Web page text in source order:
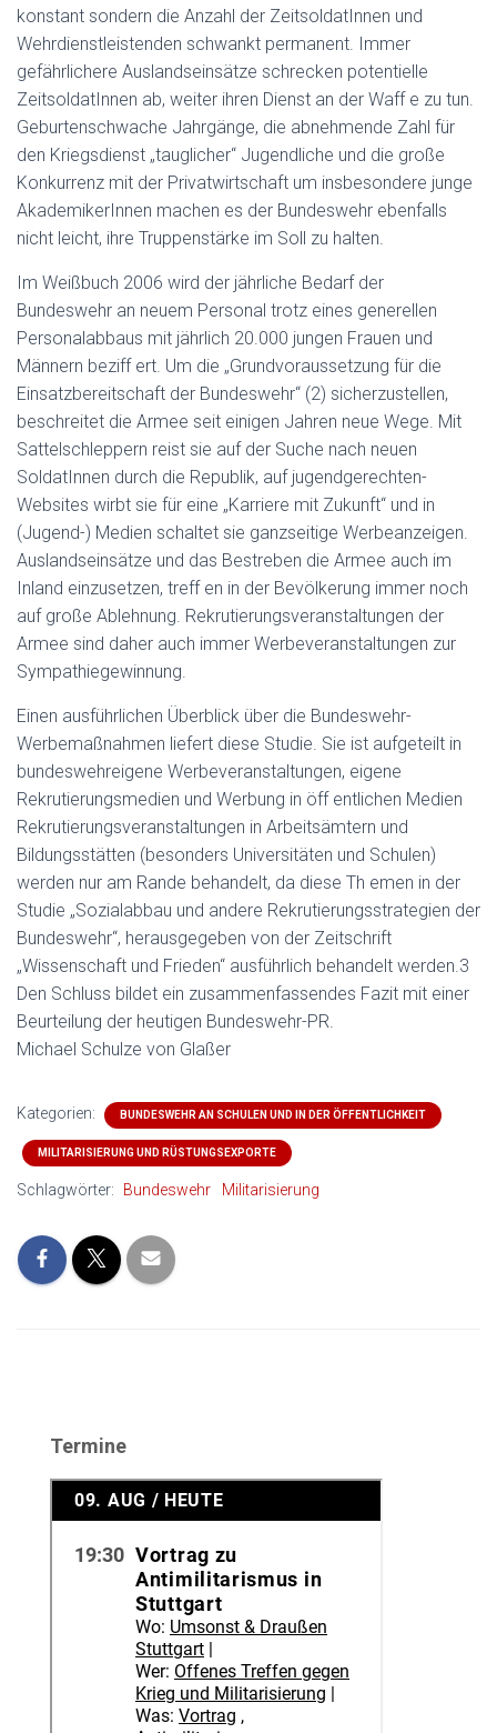
konstant sondern die Anzahl der ZeitsoldatInnen und
Wehrdienstleistenden schwankt permanent. Immer
gefährlichere Auslandseinsätze schrecken potentielle
ZeitsoldatInnen ab, weiter ihren Dienst an der Waff e zu tun.
Geburtenschwache Jahrgänge, die abnehmende Zahl für
den Kriegsdienst „tauglicher“ Jugendliche und die große
Konkurrenz mit der Privatwirtschaft um insbesondere junge
AkademikerInnen machen es der Bundeswehr ebenfalls
nicht leicht, ihre Truppenstärke im Soll zu halten.
Im Weißbuch 2006 wird der jährliche Bedarf der
Bundeswehr an neuem Personal trotz eines generellen
Personalabbaus mit jährlich 20.000 jungen Frauen und
Männern beziff ert. Um die „Grundvoraussetzung für die
Einsatzbereitschaft der Bundeswehr“ (2) sicherzustellen,
beschreitet die Armee seit einigen Jahren neue Wege. Mit
Sattelschleppern reist sie auf der Suche nach neuen
SoldatInnen durch die Republik, auf jugendgerechten-
Websites wirbt sie für eine „Karriere mit Zukunft“ und in
(Jugend-) Medien schaltet sie ganzseitige Werbeanzeigen.
Auslandseinsätze und das Bestreben die Armee auch im
Inland einzusetzen, treff en in der Bevölkerung immer noch
auf große Ablehnung. Rekrutierungsveranstaltungen der
Armee sind daher auch immer Werbeveranstaltungen zur
Sympathiegewinnung.
Einen ausführlichen Überblick über die Bundeswehr-
Werbemaßnahmen liefert diese Studie. Sie ist aufgeteilt in
bundeswehreigene Werbeveranstaltungen, eigene
Rekrutierungsmedien und Werbung in öff entlichen Medien
Rekrutierungsveranstaltungen in Arbeitsämtern und
Bildungsstätten (besonders Universitäten und Schulen)
werden nur am Rande behandelt, da diese Th emen in der
Studie „Sozialabbau und andere Rekrutierungsstrategien der
Bundeswehr“, herausgegeben von der Zeitschrift
„Wissenschaft und Frieden“ ausführlich behandelt werden.3
Den Schluss bildet ein zusammenfassendes Fazit mit einer
Beurteilung der heutigen Bundeswehr-PR.
Michael Schulze von Glaßer
Kategorien: BUNDESWEHR AN SCHULEN UND IN DER ÖFFENTLICHKEIT
MILITARISIERUNG UND RÜSTUNGSEXPORTE
Schlagwörter: Bundeswehr Militarisierung
Termine